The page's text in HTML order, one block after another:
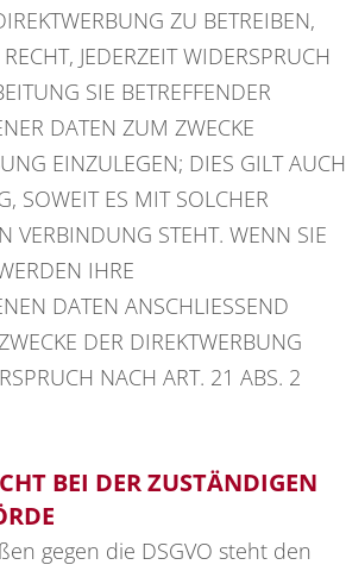
ZU BETREIBEN,
JEDERZEIT WIDERSPRUCH
SIE BETREFFENDER
DATEN ZUM ZWECKE
EINZULEGEN; DIES GILT AUCH
SOWEIT ES MIT SOLCHER
VERBINDUNG STEHT. WENN SIE
IHRE
DATEN ANSCHLIESSEND
DER DIREKTWERBUNG
NACH ART. 21 ABS. 2
BEI DER ZUSTÄNDIGEN
gegen die DSGVO steht den